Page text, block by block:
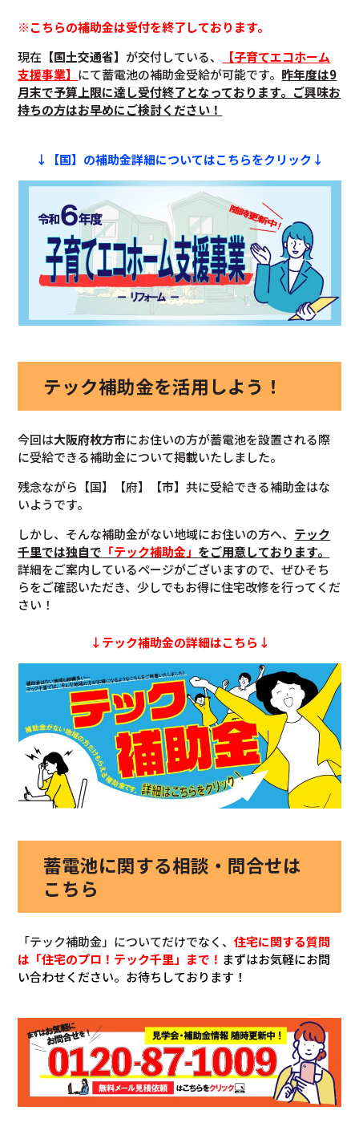
※こちらの補助金は受付を終了しております。
現在 【国土交通省】 が交付している、
【子育てエコホーム
支援事業】 にて蓄電池の補助金受給が可能です。 昨年度は9
月末で予算上限に達し受付終了となっております。ご興味お
持ちの方はお早めにご検討ください！
↓【国】の補助金詳細についてはこちらをクリック↓
テック補助金を活用しよう！
今回は大阪府枚方市にお住いの方が蓄電池を設置される際
に受給できる補助金について掲載いたしました。
残念ながら【国】【府】【市】共に受給できる補助金はな
いようです。
しかし、そんな補助金がない地域にお住いの方へ、 テック
千里では独自で 「テック補助金」 をご用意しております。
詳細をご案内しているページがございますので、ぜひそち
らをご確認いただき、少しでもお得に住宅改修を行ってくだ
さい！
↓テック補助金の詳細はこちら↓
蓄電池に関する相談・問合せは
こちら
「テック補助金」についてだけでなく、住宅に関する質問
は「住宅のプロ！テック千里」まで！ まずはお気軽にお問
い合わせください。お待ちしております！